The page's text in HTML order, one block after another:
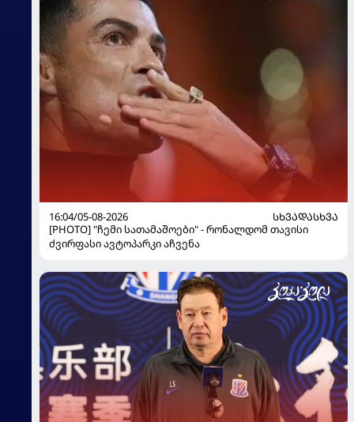
16:04/05-08-2026
ᲡᲮᲕᲐᲓᲐᲡᲮᲕᲐ
[PHOTO] "ჩემი სათამაშოები" - რონალდომ თავისი
ძვირფასი ავტოპარკი აჩვენა